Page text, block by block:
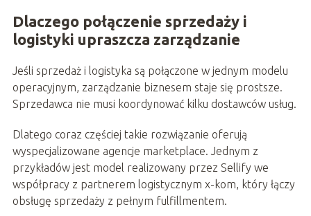
Dlaczego połączenie sprzedaży i
logistyki upraszcza zarządzanie
Jeśli sprzedaż i logistyka są połączone w jednym modelu
operacyjnym, zarządzanie biznesem staje się prostsze.
Sprzedawca nie musi koordynować kilku dostawców usług.
Dlatego coraz częściej takie rozwiązanie oferują
wyspecjalizowane agencje marketplace. Jednym z
przykładów jest model realizowany przez Sellify we
współpracy z partnerem logistycznym x-kom, który łączy
obsługę sprzedaży z pełnym fulfillmentem.